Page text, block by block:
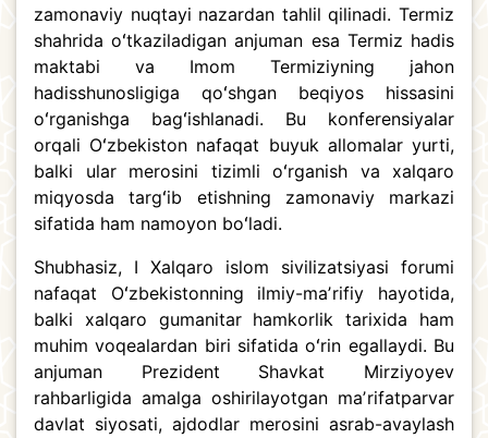
zamonaviy nuqtayi nazardan tahlil qilinadi. Termiz
shahrida oʻtkaziladigan anjuman esa Termiz hadis
maktabi va Imom Termiziyning jahon
hadisshunosligiga qoʻshgan beqiyos hissasini
oʻrganishga bagʻishlanadi. Bu konferensiyalar
orqali Oʻzbekiston nafaqat buyuk allomalar yurti,
balki ular merosini tizimli oʻrganish va xalqaro
miqyosda targʻib etishning zamonaviy markazi
sifatida ham namoyon boʻladi.
Shubhasiz, I Xalqaro islom sivilizatsiyasi forumi
nafaqat Oʻzbekistonning ilmiy-maʼrifiy hayotida,
balki xalqaro gumanitar hamkorlik tarixida ham
muhim voqealardan biri sifatida oʻrin egallaydi. Bu
anjuman Prezident Shavkat Mirziyoyev
rahbarligida amalga oshirilayotgan maʼrifatparvar
davlat siyosati, ajdodlar merosini asrab-avaylash